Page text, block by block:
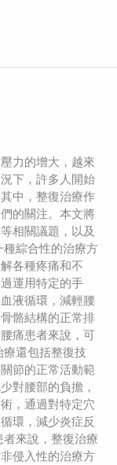
力的增大，越來
下，許多人開始
中，整復治療作
的關注。本文將
相關議題，以及
綜合性的治療方
各種疼痛和不
運用特定的手
液循環，減輕腰
骼結構的正常排
痛患者來說，可
還包括整復技
節的正常活動範
對腰部的負擔，
，通過對特定穴
環，減少炎症反
來說，整復治療
侵入性的治療方